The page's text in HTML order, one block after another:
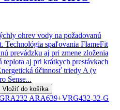
ohrev vody na požadovanú
Technológia spaľovania FlameFit
prevádzku aj pri zmene zloženia
teplota aj pri krátkych prestávkach
účinnosť triedy A (v
Sense...
Vložiť do košíka